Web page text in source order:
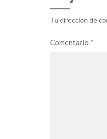
Tu dirección de
Comentario *